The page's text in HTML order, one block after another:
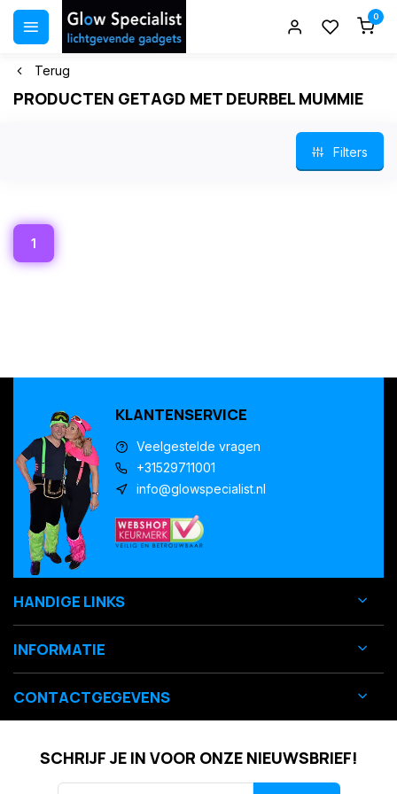
0
Terug
PRODUCTEN GETAGD MET DEURBEL MUMMIE
Filters
1
KLANTENSERVICE
Veelgestelde vragen
+31529711001
info@glowspecialist.nl
HANDIGE LINKS
INFORMATIE
CONTACTGEGEVENS
SCHRIJF JE IN VOOR ONZE NIEUWSBRIEF!